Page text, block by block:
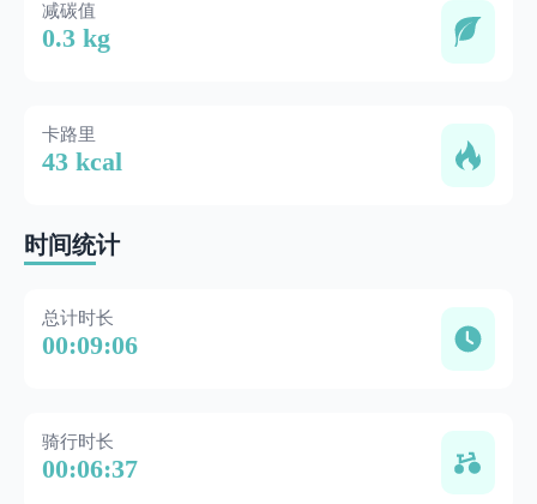
减碳值
0.3 kg
卡路里
43 kcal
时间统计
总计时长
00:09:06
骑行时长
00:06:37